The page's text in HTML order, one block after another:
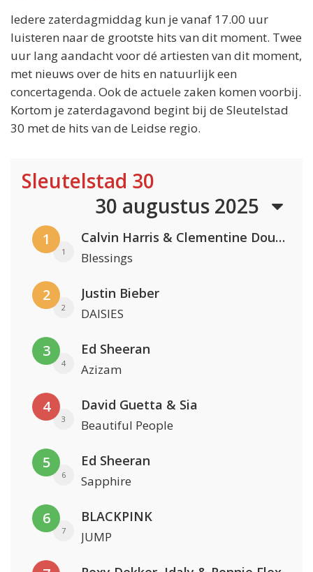
Iedere zaterdagmiddag kun je vanaf 17.00 uur
luisteren naar de grootste hits van dit moment. Twee
uur lang aandacht voor dé artiesten van dit moment,
met nieuws over de hits en natuurlijk een
concertagenda. Ook de actuele zaken komen voorbij.
Kortom je zaterdagavond begint bij de Sleutelstad
30 met de hits van de Leidse regio.
Sleutelstad 30
30 augustus 2025
1
1
Calvin Harris & Clementine Douglas
Blessings
2
2
Justin Bieber
DAISIES
3
4
Ed Sheeran
Azizam
4
3
David Guetta & Sia
Beautiful People
5
6
Ed Sheeran
Sapphire
6
7
BLACKPINK
JUMP